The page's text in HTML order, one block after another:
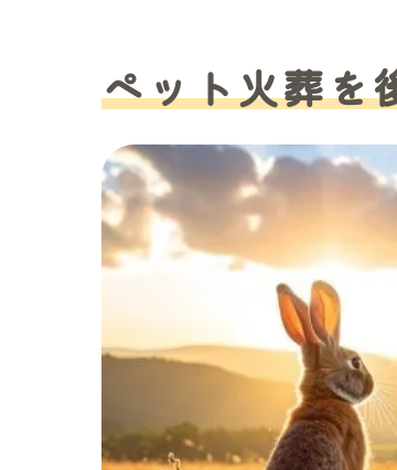
ペット火葬を